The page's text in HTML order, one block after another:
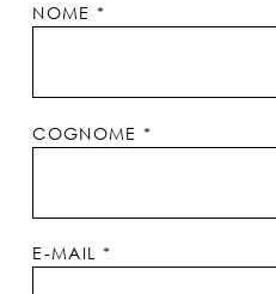
NOME*
COGNOME*
E-MAIL *